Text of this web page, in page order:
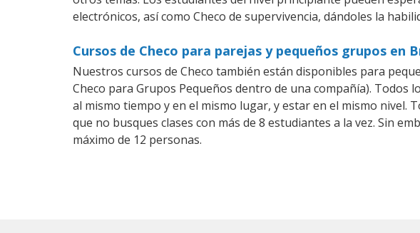
electrónicos, así como Checo de supervivencia, dándoles la
Cursos de Checo para parejas y pequeños grupos en
Nuestros cursos de Checo también están disponibles para
Checo para Grupos Pequeños dentro de una compañía). Todos
al mismo tiempo y en el mismo lugar, y estar en el mismo
que no busques clases con más de 8 estudiantes a la vez. Sin
máximo de 12 personas.